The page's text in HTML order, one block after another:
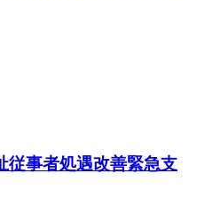
従事者処遇改善緊急支